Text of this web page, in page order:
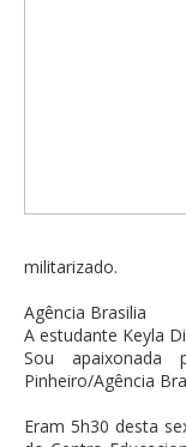
militarizado.
Agência Brasilia
A estudante Keyla
Sou apaixonada
Pinheiro/Agência
Eram 5h30 desta